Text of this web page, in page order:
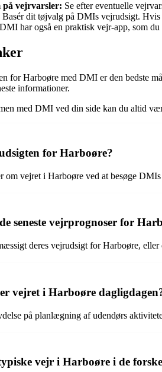
vejrvarsler: Se efter eventuelle
Basér dit tøjvalg på DMIs vejrudsigt. Hvis
DMI har også en praktisk vejr-app, som
for Harboøre med DMI er den bedste
informationer.
med DMI ved din side kan du altid
for Harboøre?
om vejret i Harboøre ved at besøge
seneste vejrprognoser for
deres vejrudsigt for Harboøre, eller
vejret i Harboøre
på planlægning af udendørs
vejr i Harboøre i de